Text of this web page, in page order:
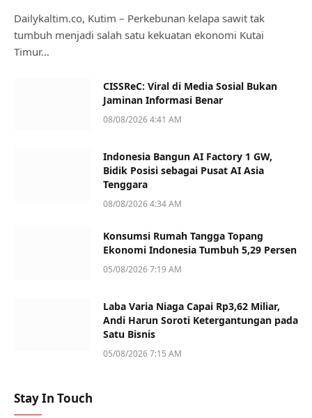
Dailykaltim.co, Kutim – Perkebunan kelapa sawit tak
tumbuh menjadi salah satu kekuatan ekonomi Kutai
Timur…
CISSReC: Viral di Media Sosial Bukan
Jaminan Informasi Benar
08/08/2026 4:41 AM
Indonesia Bangun AI Factory 1 GW,
Bidik Posisi sebagai Pusat AI Asia
Tenggara
08/08/2026 4:34 AM
Konsumsi Rumah Tangga Topang
Ekonomi Indonesia Tumbuh 5,29 Persen
05/08/2026 7:19 AM
Laba Varia Niaga Capai Rp3,62 Miliar,
Andi Harun Soroti Ketergantungan pada
Satu Bisnis
05/08/2026 7:15 AM
Stay In Touch